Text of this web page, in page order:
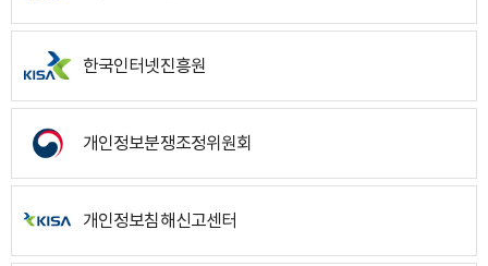
한국인터넷진흥원
개인정보분쟁조정위원회
개인정보침해신고센터